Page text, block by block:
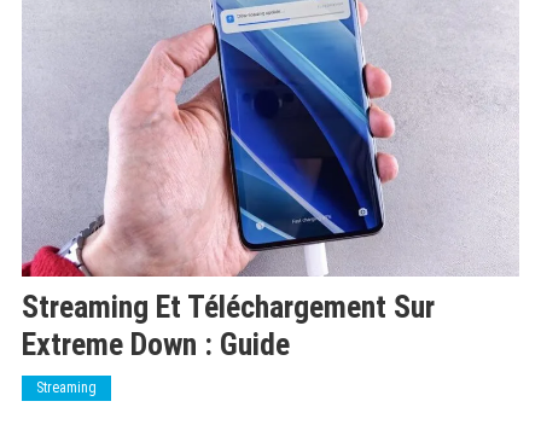
Streaming Et Téléchargement Sur
Extreme Down : Guide
Streaming